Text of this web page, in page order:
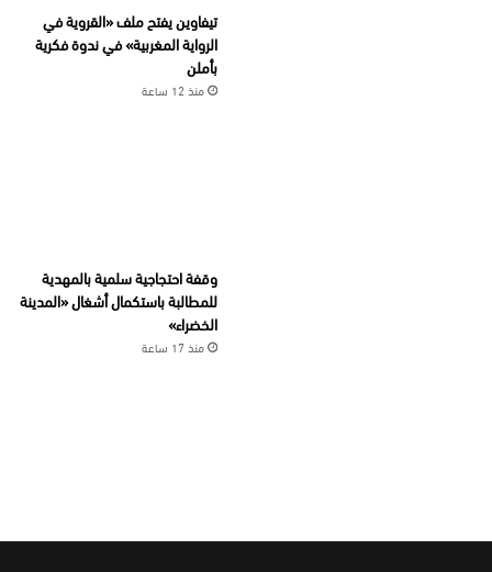
تيفاوين يفتح ملف «القروية في
الرواية المغربية» في ندوة فكرية
بأملن
منذ 12 ساعة
وقفة احتجاجية سلمية بالمهدية
للمطالبة باستكمال أشغال «المدينة
الخضراء»
منذ 17 ساعة